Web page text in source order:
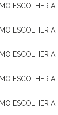
ESCOLHER
ESCOLHER
ESCOLHER
ESCOLHER
ESCOLHER